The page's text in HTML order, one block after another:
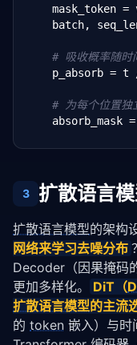
mask_token =
batch,
# 吸收概率随时
p_absorb = t
# 为每个位置独
    absorb_mask =
x_noisy =
return
# 示例：对一句话执
sentence = torch
for t in range(6
noisy, mask
    print(
f"t={t}:
3 扩散语言
扩散语言模型的架构
网络来学习去噪分布
Decoder（因果掩码
更加多样化。
DiT（
扩散语言模型的主流
的 token